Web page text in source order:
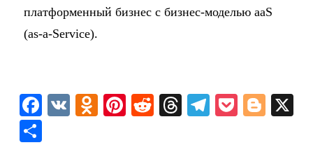
платформенный бизнес с бизнес-моделью aaS
(as-a-Service).
Facebook
VKOdnoklassniki
Pinterest
Reddit
Threads
Telegram
PocketX
Отправить